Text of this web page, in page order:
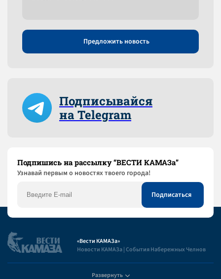
Предложить новость
Подписывайся
на Telegram
Подпишись на рассылку “ВЕСТИ КАМАЗа”
Узнaвай первым о новостях твоего города!
«Вести КАМАЗа»
Новости КАМАЗа | События Набережных Челнов
Развернуть